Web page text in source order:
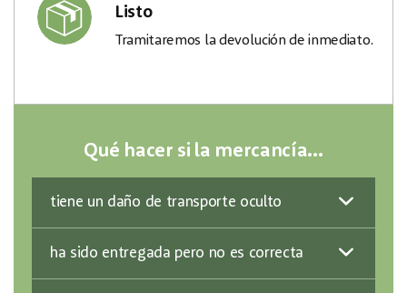
Listo
Tramitaremos la devolución de inmediato.
Qué hacer si la mercancía...
tiene un daño de transporte oculto
ha sido entregada pero no es correcta